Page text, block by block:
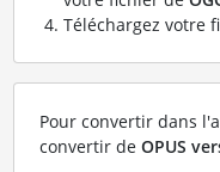
Téléchargez votre
Pour convertir dans
convertir de OPUS